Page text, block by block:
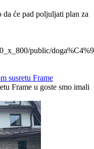
da će pad poljuljati plan za
public/
susretu Frame
Frame u goste smo imali